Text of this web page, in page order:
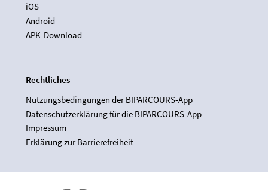
iOS
Android
APK-Download
Rechtliches
Nutzungsbedingungen der BIPARCOURS-App
Datenschutzerklärung für die BIPARCOURS-App
Impressum
Erklärung zur Barrierefreiheit